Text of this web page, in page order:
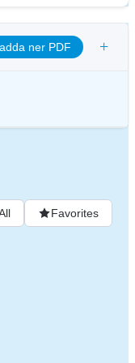
ner PDF +
för att anpassa
Favorites